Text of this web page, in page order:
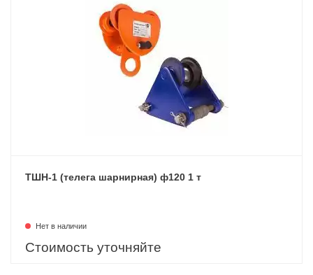
ТШН-1 (телега шарнирная) ф120 1 т
Нет в наличии
Стоимость уточняйте